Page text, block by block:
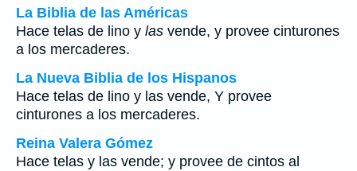
La Biblia de las Américas
Hace telas de lino y las vende, y provee cinturones
a los mercaderes.
La Nueva Biblia de los Hispanos
Hace telas de lino y las vende, Y provee
cinturones a los mercaderes.
Reina Valera Gómez
Hace telas y las vende; y provee de cintos al